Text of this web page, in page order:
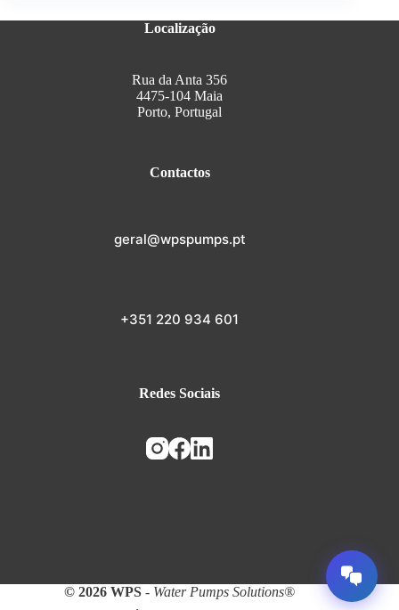
Localização
Rua da Anta 356
4475-104 Maia
Porto, Portugal
Contactos
geral@wpspumps.pt
+351 220 934 601
Redes Sociais
© 2026 WPS - Water Pumps Solutions®